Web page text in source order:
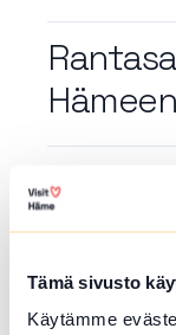
Tämä sivusto
Käytämme
opastus